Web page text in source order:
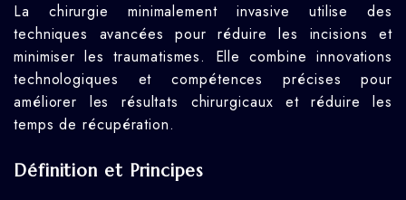
La chirurgie minimalement invasive utilise des
techniques avancées pour réduire les incisions et
minimiser les traumatismes. Elle combine innovations
technologiques et compétences précises pour
améliorer les résultats chirurgicaux et réduire les
temps de récupération.
Définition et Principes